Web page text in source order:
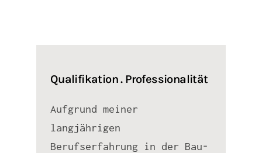
Qualifikation . Professionalität
Aufgrund meiner
langjährigen
Berufserfahrung in der Bau-